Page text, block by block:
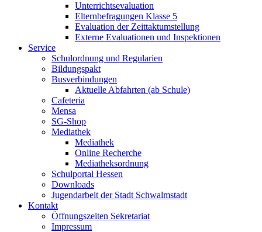
Unterrichtsevaluation
Elternbefragungen Klasse 5
Evaluation der Zeittaktumstellung
Externe Evaluationen und Inspektionen
Service
Schulordnung und Regularien
Bildungspakt
Busverbindungen
Aktuelle Abfahrten (ab Schule)
Cafeteria
Mensa
SG-Shop
Mediathek
Mediathek
Online Recherche
Mediatheksordnung
Schulportal Hessen
Downloads
Jugendarbeit der Stadt Schwalmstadt
Kontakt
Öffnungszeiten Sekretariat
Impressum